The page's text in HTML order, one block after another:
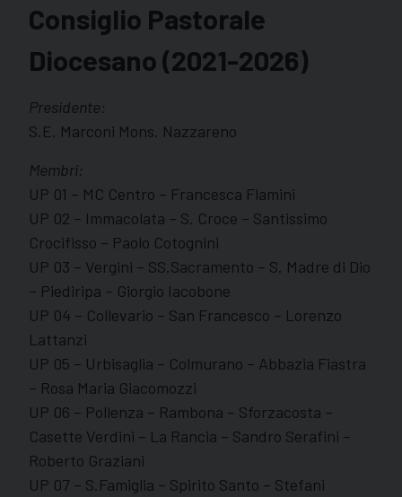
Consiglio Pastorale
Diocesano (2021-2026)
Presidente:
S.E. Marconi Mons. Nazzareno
Membri:
UP 01 – MC Centro – Francesca Flamini
UP 02 – Immacolata – S. Croce – Santissimo
Crocifisso – Paolo Cotognini
UP 03 – Vergini – SS.Sacramento – S. Madre di Dio
– Piediripa – Giorgio Iacobone
UP 04 – Collevario – San Francesco – Lorenzo
Lattanzi
UP 05 – Urbisaglia – Colmurano – Abbazia Fiastra
– Rosa Maria Giacomozzi
UP 06 – Pollenza – Rambona – Sforzacosta –
Casette Verdini – La Rancia – Sandro Serafini –
Roberto Graziani
UP 07 – S.Famiglia – Spirito Santo – Stefani